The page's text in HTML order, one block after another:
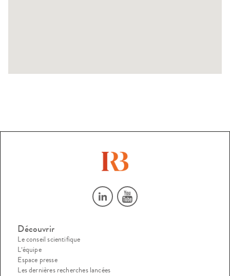
Découvrir
Le conseil scientifique
L’équipe
Espace presse
Les dernières recherches lancées